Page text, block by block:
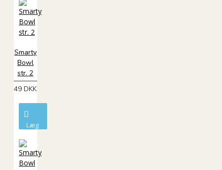
Smarty
Bowl
str. 2
49 DKK
Læg
kurv